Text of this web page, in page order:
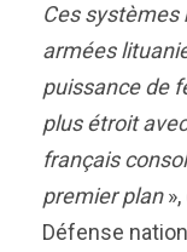
Ces
armées
puissance de
plus étroit
français
premier plan»,
Défense